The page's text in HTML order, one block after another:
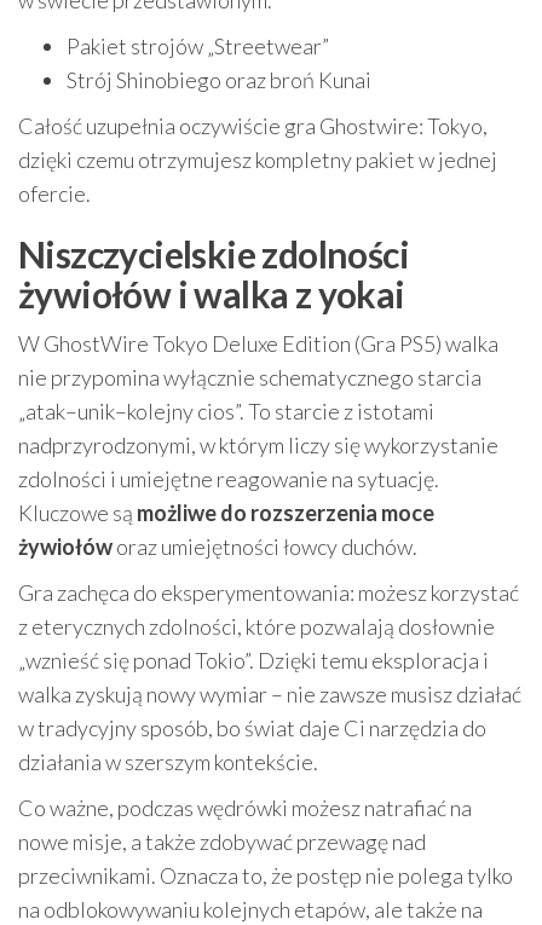
Pakiet strojów „Streetwear”
Strój Shinobiego oraz broń Kunai
Całość uzupełnia oczywiście gra Ghostwire: Tokyo,
dzięki czemu otrzymujesz kompletny pakiet w jednej
ofercie.
Niszczycielskie zdolności
żywiołów i walka z yokai
W GhostWire Tokyo Deluxe Edition (Gra PS5) walka
nie przypomina wyłącznie schematycznego starcia
„atak–unik–kolejny cios”. To starcie z istotami
nadprzyrodzonymi, w którym liczy się wykorzystanie
zdolności i umiejętne reagowanie na sytuację.
Kluczowe są możliwe do rozszerzenia moce
żywiołóworaz umiejętności łowcy duchów.
Gra zachęca do eksperymentowania: możesz korzystać
z eterycznych zdolności, które pozwalają dosłownie
„wznieść się ponad Tokio”. Dzięki temu eksploracja i
walka zyskują nowy wymiar – nie zawsze musisz działać
w tradycyjny sposób, bo świat daje Ci narzędzia do
działania w szerszym kontekście.
Co ważne, podczas wędrówki możesz natrafiać na
nowe misje, a także zdobywać przewagę nad
przeciwnikami. Oznacza to, że postęp nie polega tylko
na odblokowywaniu kolejnych etapów, ale także na